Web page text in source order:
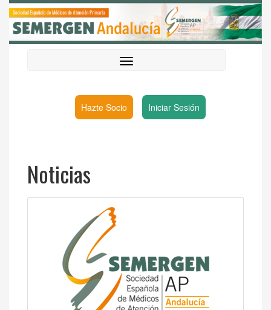
Hazte Socio Iniciar Sesión
Noticias